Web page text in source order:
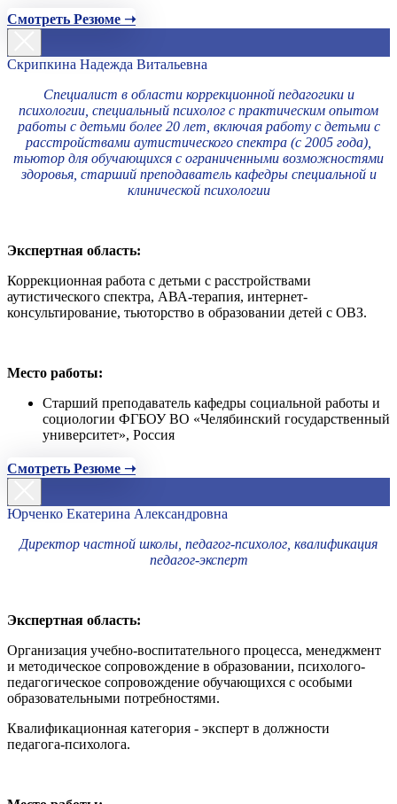
Смотреть Резюме ➝
Скрипкина Надежда Витальевна
Специалист в области коррекционной педагогики и
психологии, специальный психолог с практическим опытом
работы с детьми более 20 лет, включая работу с детьми с
расстройствами аутистического спектра (с 2005 года),
тьютор для обучающихся с ограниченными возможностями
здоровья, старший преподаватель кафедры специальной и
клинической психологии
Экспертная область:
Коррекционная работа с детьми с расстройствами
аутистического спектра, АВА-терапия, интернет-
консультирование, тьюторство в образовании детей с ОВЗ.
Место работы:
Старший преподаватель кафедры социальной работы и
социологии ФГБОУ ВО «Челябинский государственный
университет», Россия
Смотреть Резюме ➝
Юрченко Екатерина Александровна
Директор частной школы, педагог-психолог, квалификация
педагог-эксперт
Экспертная область:
Организация учебно-воспитательного процесса, менеджмент
и методическое сопровождение в образовании, психолого-
педагогическое сопровождение обучающихся с особыми
образовательными потребностями.
Квалификационная категория - эксперт в должности
педагога-психолога.